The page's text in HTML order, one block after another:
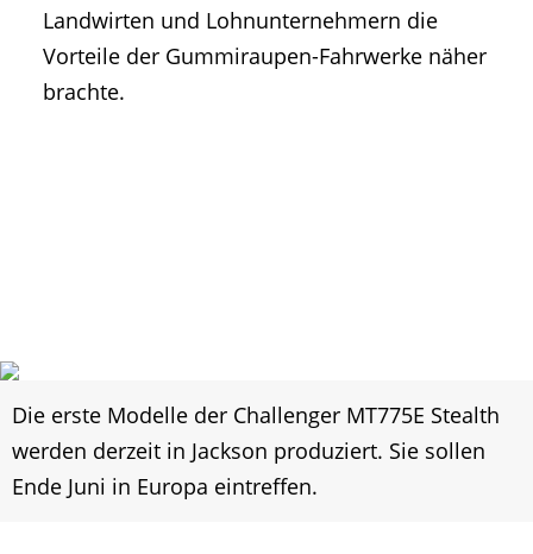
Landwirten und Lohnunternehmern die
Vorteile der Gummiraupen-Fahrwerke näher
brachte.
Die erste Modelle der Challenger MT775E Stealth
werden derzeit in Jackson produziert. Sie sollen
Ende Juni in Europa eintreffen.